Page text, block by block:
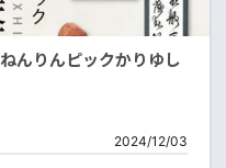
んりんピックかりゆし
2024/12/03